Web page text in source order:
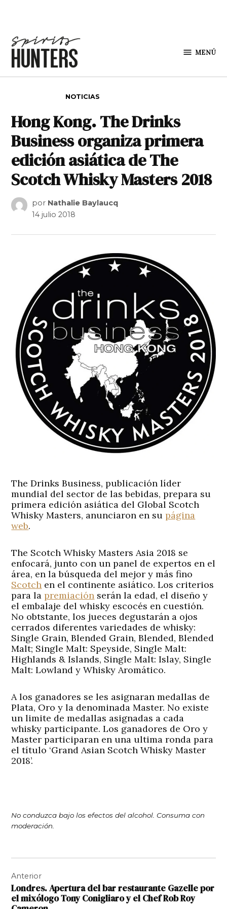
MENÚ
NOTICIAS
Hong Kong. The Drinks
Business organiza primera
edición asiática de The
Scotch Whisky Masters 2018
por Nathalie Baylaucq
14 julio 2018
The Drinks Business, publicación líder
mundial del sector de las bebidas, prepara su
primera edición asiática del Global Scotch
Whisky Masters, anunciaron en supágina
web.
The Scotch Whisky Masters Asia 2018 se
enfocará, junto con un panel de expertos en el
área, en la búsqueda del mejor y más fino
Scotch en el continente asiático. Los criterios
para lapremiación serán la edad, el diseño y
el embalaje del whisky escocés en cuestión.
No obtstante, los jueces degustarán a ojos
cerrados diferentes variedades de whisky:
Single Grain, Blended Grain, Blended, Blended
Malt; Single Malt: Speyside, Single Malt:
Highlands & Islands, Single Malt: Islay, Single
Malt: Lowland y Whisky Aromático.
A los ganadores se les asignaran medallas de
Plata, Oro y la denominada Master. No existe
un limite de medallas asignadas a cada
whisky participante. Los ganadores de Oro y
Master participaran en una ultima ronda para
el título ‘Grand Asian Scotch Whisky Master
2018’.
No conduzca bajo los efectos del alcohol. Consuma con
moderación.
de
entradas
Anterior
Londres. Apertura del bar restaurante Gazelle por
el mixólogo Tony Conigliaro y el Chef Rob Roy